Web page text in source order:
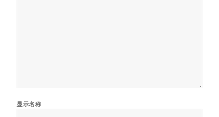
显示名称